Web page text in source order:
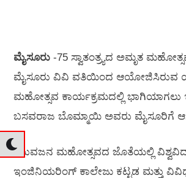
ಮೈಸೂರು -75 ಸ್ವಾತಂತ್ರ್ಯದ ಅಮೃತ
ಮೈಸೂರು ವಿವಿ ವತಿಯಿಂದ ಆಯೋಜಿಸಿರುವ
ಮಹೋತ್ಸವ ಕಾರ್ಯಕ್ರಮದಲ್ಲಿ ಭಾಗಿಯಾಗಲು
ಬಸವರಾಜ ಬೊಮ್ಮಾಯಿ ಅವರು ಮೈಸೂರಿಗೆ
ಯುವಜನ ಮಹೋತ್ಸವದ ಜೊತೆಯಲ್ಲಿ
ಇಂಜಿನಿಯರಿಂಗ್ ಕಾಲೇಜು ಕಟ್ಟಡ ಮತ್ತು